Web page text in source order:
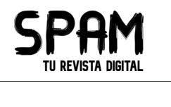
contenido